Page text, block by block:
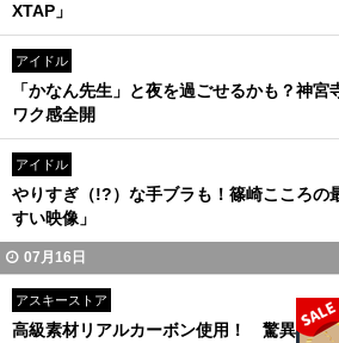
XTAP」
アイドル
「かなん先生」と夜を過ごせるかも？神宮
ワク感全開
アイドル
やりすぎ（!?）な手ブラも！篠崎こころの
すい映像」
07月16日
アスキーストア
高級素材リアルカーボン使用！ 驚異的な